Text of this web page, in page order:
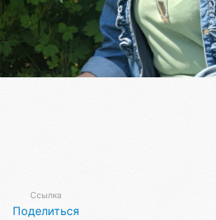
Ссылка
Поделиться